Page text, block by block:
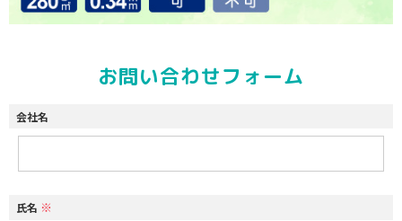
お問い合わせフォーム
会社名
氏名 ※